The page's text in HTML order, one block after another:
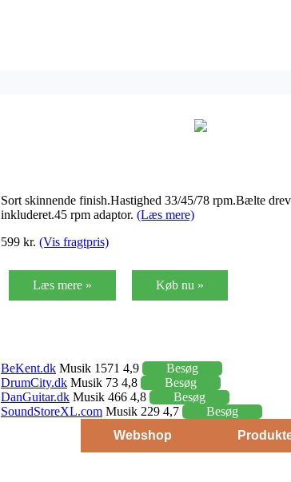
Sort skinnende finish.Hastighed 33/45/78 rpm.Bælte
inkluderet.45 rpm adaptor. (Læs mere)
599 kr. (Vis fragtpris)
Læs mere » Køb nu »
BeKent.dk Musik 1571 4,9
Besøg
DrumCity.dk Musik 73 4,8
Besøg
DanGuitar.dk Musik 466 4,8
Besøg
SoundStoreXL.com Musik 229 4,7
Besøg
Webshop